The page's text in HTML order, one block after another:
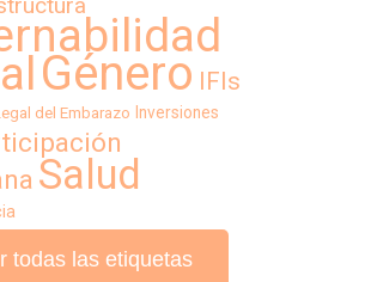
Género IFIs
del Embarazo Inversiones
Salud
todas las etiquetas